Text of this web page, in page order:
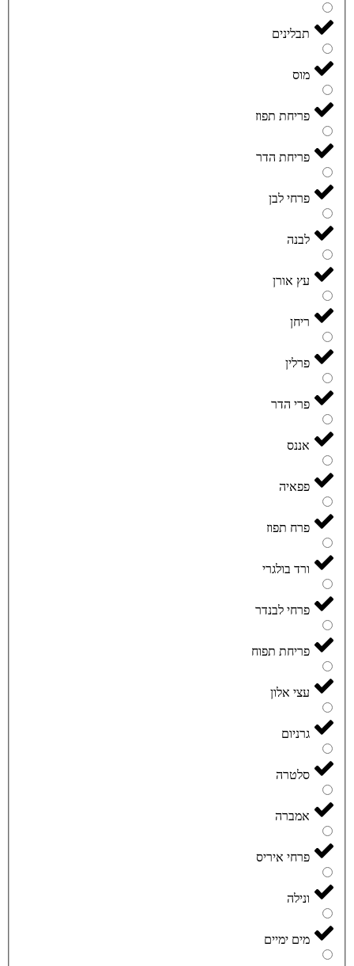
תבלינים
מוס
פריחת תפוז
פריחת הדר
פרחי לבן
לבנה
עץ אורן
ריחן
פרלין
פרי הדר
אננס
פפאיה
פרח תפוז
ורד בולגרי
פרחי לבנדר
פריחת תפוח
עצי אלון
גרניום
סלטרה
אמברה
פרחי איריס
ונילה
מים ימיים